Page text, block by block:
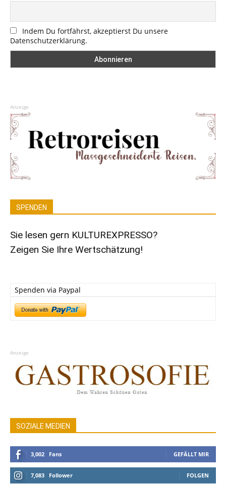
Indem Du fortfährst, akzeptierst Du unsere
Datenschutzerklärung.
Anzeige
SPENDEN
Sie lesen gern KULTUREXPRESSO?
Zeigen Sie Ihre Wertschätzung!
Spenden via Paypal
Anzeige
SOZIALE MEDIEN
3,002 Fans GEFÄLLT MIR
7,083 Follower FOLGEN